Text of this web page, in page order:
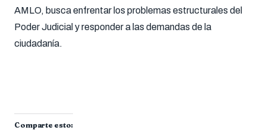
AMLO, busca enfrentar los problemas estructurales del
Poder Judicial y responder a las demandas de la
ciudadanía.
Comparte esto: